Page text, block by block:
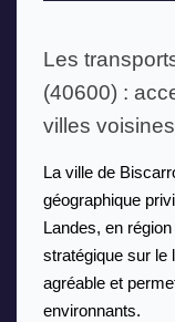
Les
(40600) :
villes voisines
La ville de
géographique
Landes, en
stratégique sur le
agréable et
environnants.